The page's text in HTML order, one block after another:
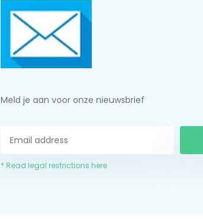
Meld je aan voor onze nieuwsbrief
* Read legal restrictions here